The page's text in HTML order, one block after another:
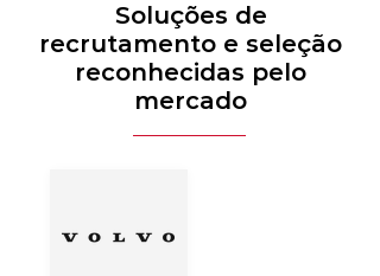
Soluções de
recrutamento e seleção
reconhecidas pelo
mercado